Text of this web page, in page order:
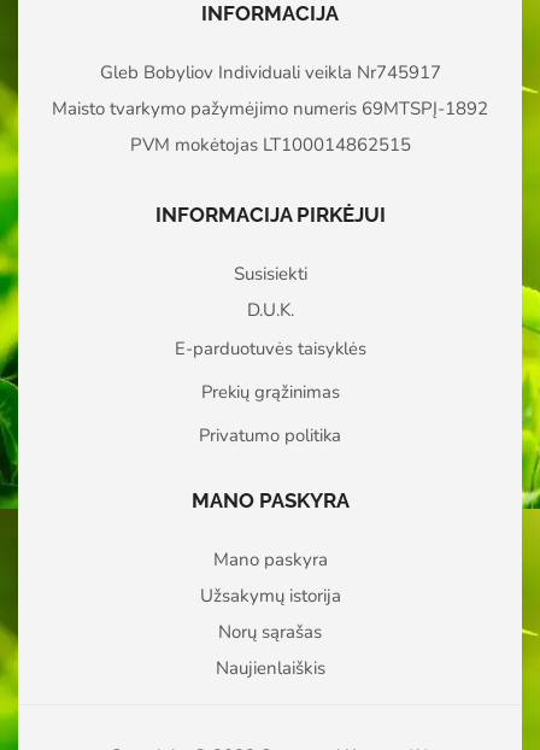
INFORMACIJA
Gleb Bobyliov Individuali veikla Nr745917
Maisto tvarkymo pažymėjimo numeris 69MTSPĮ-1892
PVM mokėtojas LT100014862515
INFORMACIJA PIRKĖJUI
Susisiekti
D.U.K.
E-parduotuvės taisyklės
Prekių grąžinimas
Privatumo politika
MANO PASKYRA
Mano paskyra
Užsakymų istorija
Norų sąrašas
Naujienlaiškis